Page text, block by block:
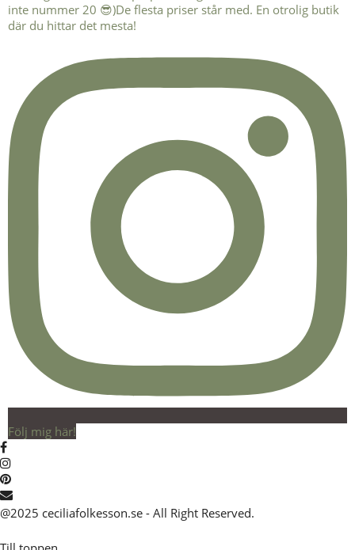
Följ mig här!
@2025 ceciliafolkesson.se - All Right Reserved.